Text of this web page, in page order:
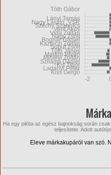
Kiss Gergő
Ladányi Péter
Kis Tibor
Szilágyi Dániel
Mihályi Zoltán
Marton István
Tóth János
Suput Zsolt
Kazinczi Zoltán
Bognár Dániel
Nagy Zsolt
Vida Zoltán
Vent Ákos
Széchy Szabolcs
Nagy László_VSR
Lányi Tamás
Tóth Gábor
-2
Ha egy pilóta az egész bajnokság során
teljesítette. Adott
Eleve márkakupáról van szó.